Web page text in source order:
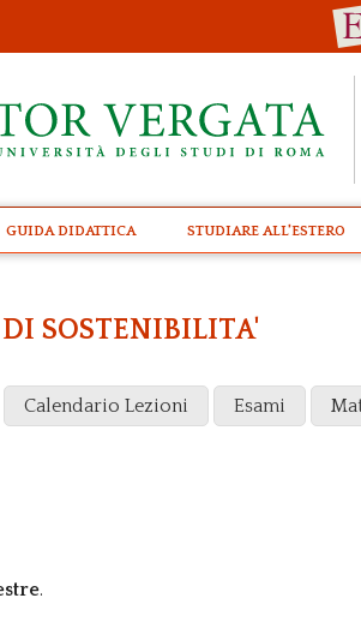
Guida Didattica STUDIARE ALL'ESTERO
SOSTENIBILITA'
Calendario Lezioni Esami
.